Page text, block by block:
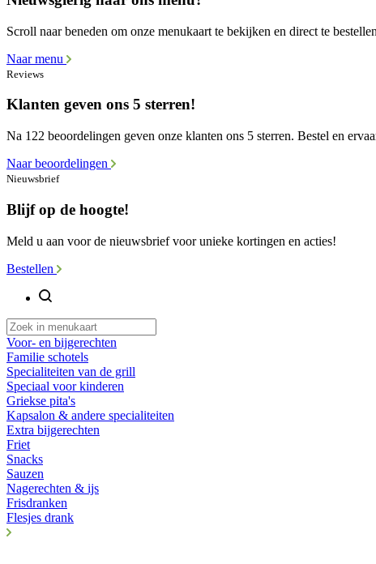
Scroll naar beneden om onze menukaart te bekijken en direct te
Naar menu
Reviews
Klanten geven ons 5 sterren!
Na 122 beoordelingen geven onze klanten ons 5 sterren. Bestel en
Naar beoordelingen
Nieuwsbrief
Blijf op de hoogte!
Meld u aan voor de nieuwsbrief voor unieke kortingen en acties!
Bestellen
Voor- en bijgerechten
Familie schotels
Specialiteiten van de grill
Speciaal voor kinderen
Griekse pita's
Kapsalon & andere specialiteiten
Extra bijgerechten
Friet
Snacks
Sauzen
Nagerechten & ijs
Frisdranken
Flesjes drank